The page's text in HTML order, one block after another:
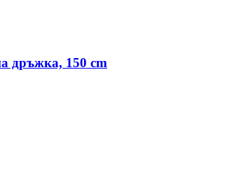
дръжка, 150 cm